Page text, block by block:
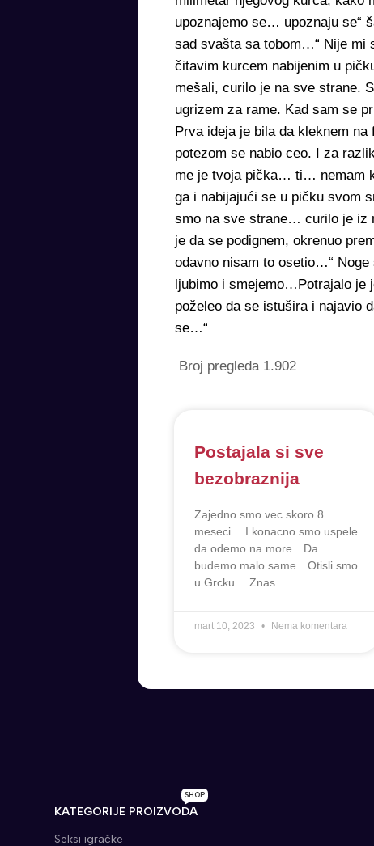
upoznajemo se… upoznaju se“
sad svašta sa tobom…“ Nije mi
čitavim kurcem nabijenim u
mešali, curilo je na sve strane.
ugrizem za rame. Kad sam se
Prva ideja je bila da kleknem
potezom se nabio ceo. I za
me je tvoja pička… ti… nemam
ga i nabijajući se u pičku svom
smo na sve strane… curilo je iz
je da se podignem, okrenuo
odavno nisam to osetio…“
ljubimo i smejemo…Potrajalo je
poželeo da se istušira i najavio
se…“
Broj pregleda 1.902
Postajala si sve
bezobraznija
Zajedno smo vec skoro 8
meseci….I konacno smo uspele
da odemo na more…Da
budemo malo same…Otisli smo
u Grcku… Znas
mart 10, 2023 Nema komentara
KATEGORIJE PROIZVODA
SHOP
Seksi igračke